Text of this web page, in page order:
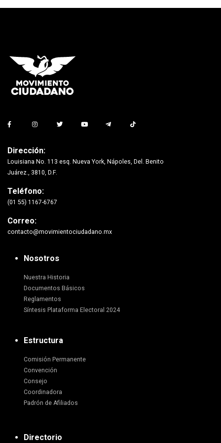
Dirección:
Louisiana No. 113 esq. Nueva York, Nápoles, Del. Benito
Juárez., 3810, D.F.
Teléfono:
(01 55) 1167-6767
Correo:
contacto@movimientociudadano.mx
Nosotros
Nuestra Historia
Documentos Básicos
Reglamentos
Síntesis Plataforma Electoral 2024
Estructura
Comisión Permanente
Convención
Consejo
Coordinadora
Padrón de Afiliados
Directorio